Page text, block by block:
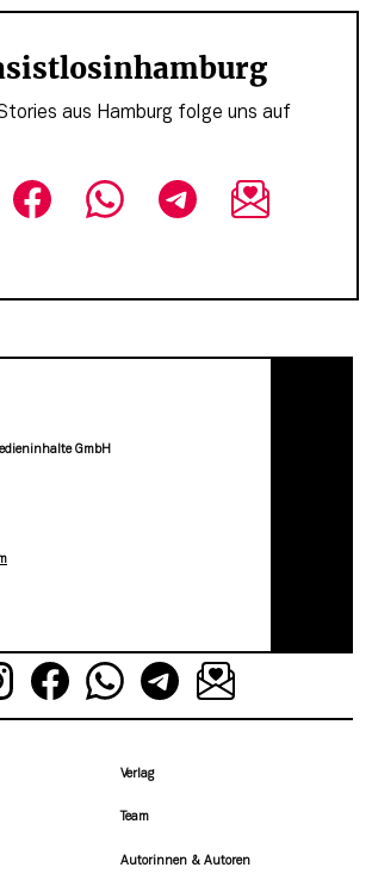
aus Hamburg folge uns auf
GmbH
Verlag
Team
Autorinnen & Autoren